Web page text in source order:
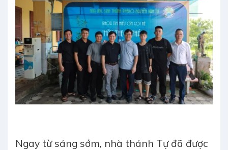
Ngay từ sáng sớm, nhà thánh Tự đã được